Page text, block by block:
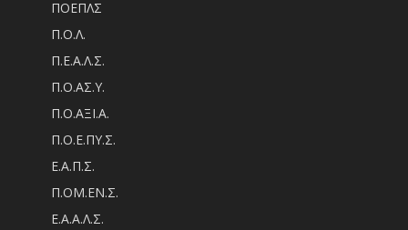
ΠΟΕΠΛΣ
Π.Ο.Λ.
Π.Ε.Α.Λ.Σ.
Π.Ο.ΑΣ.Υ.
Π.Ο.ΑΞΙ.Α.
Π.Ο.Ε.ΠΥ.Σ.
Ε.Α.Π.Σ.
Π.ΟM.EN.Σ.
Ε.Α.Α.Λ.Σ.